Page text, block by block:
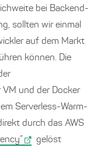
bei Backend-
sollten wir einmal
auf dem Markt
können. Die
und der Docker
Serverless-Warm-
durch das AWS
gelöst